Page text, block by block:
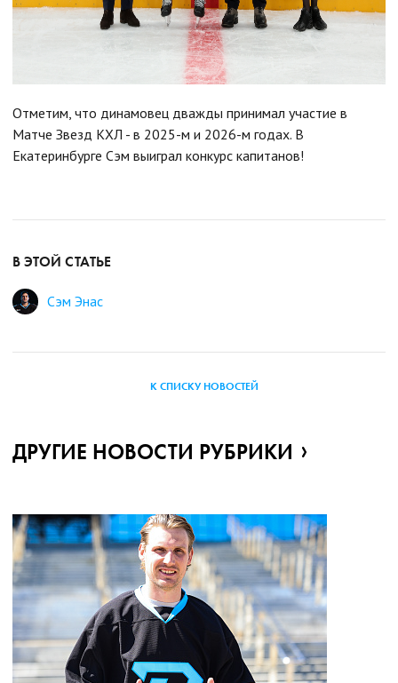
Отметим, что динамовец дважды принимал участие в
Матче Звезд КХЛ - в 2025-м и 2026-м годах. В
Екатеринбурге Сэм выиграл конкурс капитанов!
В ЭТОЙ СТАТЬЕ
Сэм Энас
К СПИСКУ НОВОСТЕЙ
ДРУГИЕ НОВОСТИ РУБРИКИ